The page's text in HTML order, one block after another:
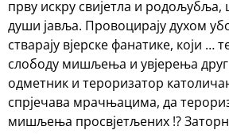
прву искру свијетла и родољубља,
души јавља. Провоцирају духом
стварају вјерске фанатике, који …
слободу мишљења и увјерења
одметник и тероризатор
спрјечава мрачњацима, да
мишљења просвјетљених !?